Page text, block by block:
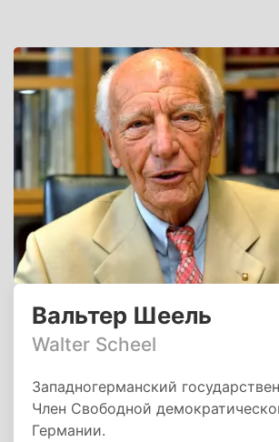
Вальтер Шеель
Walter Scheel
Западногерманский
Член Свободной
Германии.